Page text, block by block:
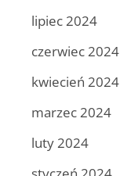
lipiec 2024
czerwiec 2024
kwiecień 2024
marzec 2024
luty 2024